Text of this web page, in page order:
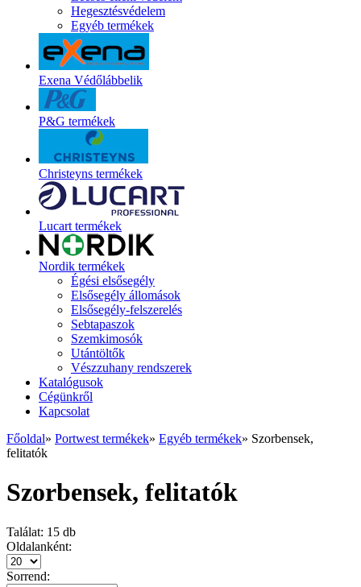
Hegesztésvédelem
Egyéb termékek
Exena Védőlábbelik
P&G termékek
Christeyns termékek
Lucart termékek
Nordik termékek
Égési elsősegély
Elsősegély állomások
Elsősegély-felszerelés
Sebtapaszok
Szemkimosók
Utántöltők
Vészzuhany rendszerek
Katalógusok
Cégünkről
Kapcsolat
Főoldal» Portwest termékek» Egyéb termékek» Szorbensek,
felitatók
Szorbensek, felitatók
Találat: 15 db
Oldalanként:
Sorrend: